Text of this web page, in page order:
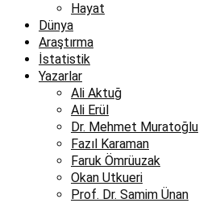
Hayat
Dünya
Araştırma
İstatistik
Yazarlar
Ali Aktuğ
Ali Erül
Dr. Mehmet Muratoğlu
Fazıl Karaman
Faruk Ömrüuzak
Okan Utkueri
Prof. Dr. Samim Ünan